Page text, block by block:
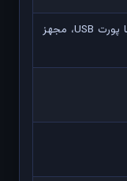
سیستم پخش MP3 با پورت USB، مجهز